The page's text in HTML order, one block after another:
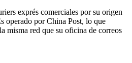
exprés comerciales por su origen
operado por China Post, lo que
misma red que su oficina de correos